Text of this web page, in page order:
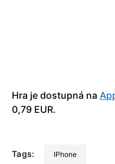
Hra je dostupná na
0,79 EUR.
Tags: iPhone